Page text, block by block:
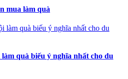
mua làm quà
quà biếu ý nghĩa nhất cho du